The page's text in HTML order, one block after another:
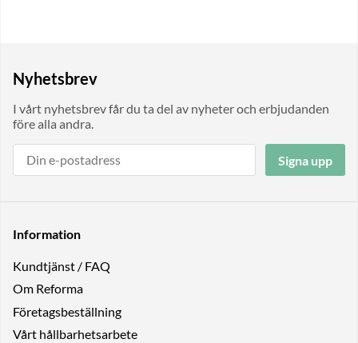
Nyhetsbrev
I vårt nyhetsbrev får du ta del av nyheter och erbjudanden
före alla andra.
Signa upp
Information
Kundtjänst / FAQ
Om Reforma
Företagsbeställning
Vårt hållbarhetsarbete